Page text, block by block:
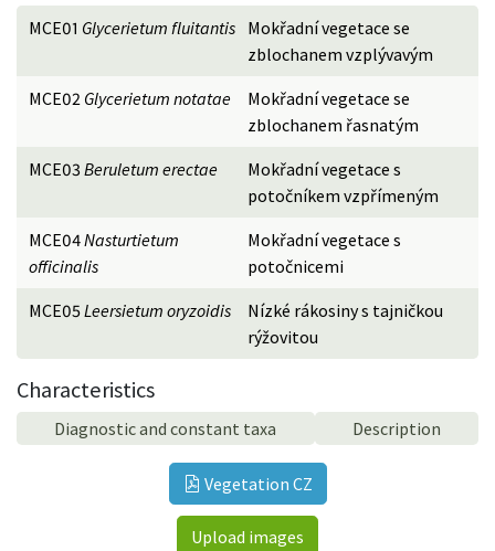
MCE01 Glycerietum fluitantis Mokřadní vegetace se
zblochanem vzplývavým
MCE02 Glycerietum notatae
Mokřadní vegetace se
zblochanem řasnatým
MCE03Beruletum erectae
Mokřadní vegetace s
potočníkem vzpřímeným
MCE04Nasturtietum
officinalis
Mokřadní vegetace s
potočnicemi
MCE05Leersietum oryzoidis
Nízké rákosiny s tajničkou
rýžovitou
Characteristics
Diagnostic and constant taxa Description
Vegetation CZ
Upload images